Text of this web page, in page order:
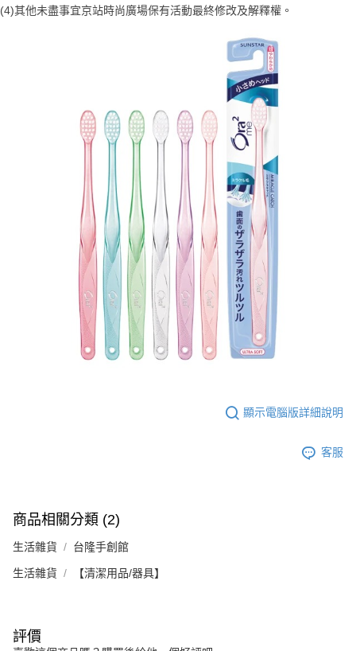
買賣價金債權讓與本公司後，依約使用本公司帳單繳交帳款。
資料（包含姓名、電話或地址）提供予台灣大哥大進項蒐集、處理及利用，
由本公司與您本人進行分期帳單所需資料之確認、核對及更正。
https://oppay.tw/userRule
後付繳納相關費用。
是否繳費成功／繳費後需取消欲退款等相關疑問，請聯繫「AFTEE先享後付
https://netprotections.freshdesk.com/support/home
１．透過由恩沛科技股份有限公司提供之「AFTEE先享後付」服務完成之交
易，需依本服務之必要範圍內提供個人資料，並將交易相關給付款項請求債
權轉讓予恩沛科技股份有限公司。
２．關於個人資料處理事宜，請瀏覽以下網址：
３．未成年的使用者請事先徵得法定代理人或監護人之同意方可使用
「AFTEE先享後付」，若未經同意申辦者引起之損失，本公司不負相關責
４．使用「AFTEE先享後付」時，將依據個別帳號之用戶狀況，依本公司即
時審查核予不同之上限額度；若仍有額度不足之情形，本公司將視審查結果
請求用戶進行身份認證。
５．嚴禁一人註冊多個帳號或使用他人資訊註冊。若發現惡意使用之情形，
恩沛科技股份有限公司將有權停止該用戶之使用額度並採取法律行動。
(4)其他未盡事宜京站時尚廣場保有活動最終修改及解釋權。
顯示電腦版詳細說明
客服
商品相關分類 (2)
生活雜貨 台隆手創館
生活雜貨 【清潔用品/器具】
評價